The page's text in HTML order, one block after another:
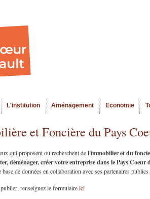
L'institution Aménagement Economie
et Foncière du Pays
qui proposent ou recherchent del'immobilier et du
déménager, créer votre entreprise dans le Pays
base de données en collaboration avec ses partenaires
renseignez le formulaireici